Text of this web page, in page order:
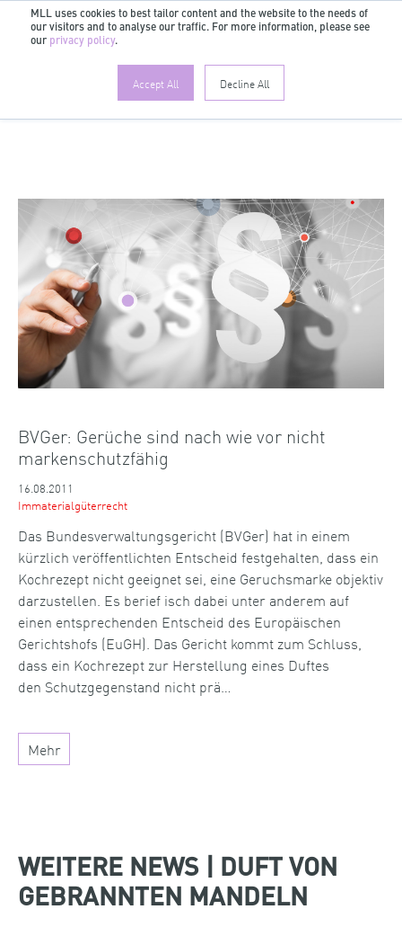
MLL uses cookies to best tailor content and the website to the needs of
our visitors and to analyse our traffic. For more information, please see
our privacy policy.
Accept All Decline All
DE
BVGer: Gerüche sind nach wie vor nicht
markenschutzfähig
16.08.2011
Immaterialgüterrecht
Das Bundesverwaltungsgericht (BVGer) hat in einem
kürzlich veröffentlichten Entscheid festgehalten, dass ein
Kochrezept nicht geeignet sei, eine Geruchsmarke objektiv
darzustellen. Es berief isch dabei unter anderem auf
einen entsprechenden Entscheid des Europäischen
Gerichtshofs (EuGH). Das Gericht kommt zum Schluss,
dass ein Kochrezept zur Herstellung eines Duftes
den Schutzgegenstand nicht prä…
Mehr
WEITERE NEWS | DUFT VON
GEBRANNTEN MANDELN